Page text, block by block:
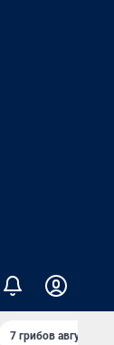
7 грибов августа